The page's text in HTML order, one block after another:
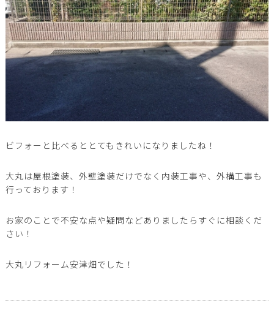
ビフォーと比べるととてもきれいになりましたね！
大丸は屋根塗装、外壁塗装だけでなく内装工事や、外構工事も
行っております！
お家のことで不安な点や疑問などありましたらすぐに相談くだ
さい！
大丸リフォーム安津畑でした！